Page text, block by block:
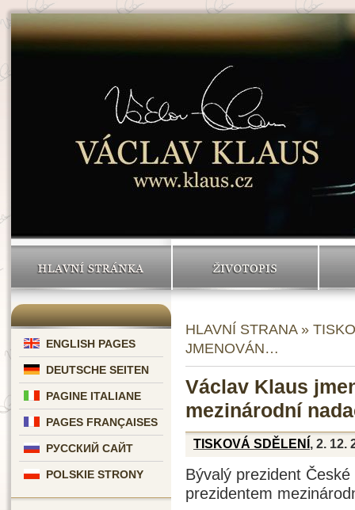
HLAVNÍ STRÁNKA ŽIVOTOPIS
ENGLISH PAGES
DEUTSCHE SEITEN
PAGINE ITALIANE
PAGES FRANÇAISES
РУССКИЙ САЙТ
POLSKIE STRONY
HLAVNÍ STRANA»
JMENOVÁN…
Václav Klaus
mezinárodní
TISKOVÁ SDĚLENÍ , 2. 12.
Bývalý prezident
prezidentem